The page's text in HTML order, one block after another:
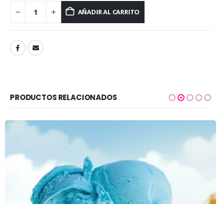
AÑADIR AL CARRITO
PRODUCTOS RELACIONADOS